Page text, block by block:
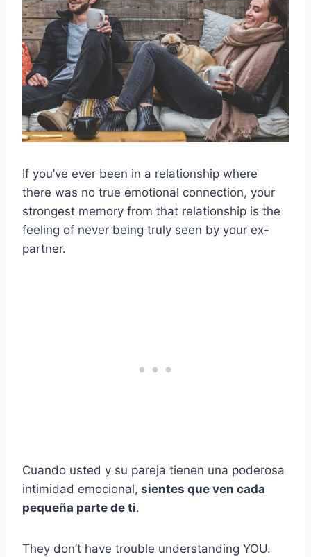
If you’ve ever been in a relationship where
there was no true emotional connection, your
strongest memory from that relationship is the
feeling of never being truly seen by your ex-
partner.
Cuando usted y su pareja tienen una poderosa
intimidad emocional, sientes que ven cada
pequeña parte de ti.
They don’t have trouble understanding YOU.